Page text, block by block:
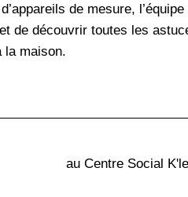
de mesure,
de découvrir toutes les
la maison.
au Centre Social